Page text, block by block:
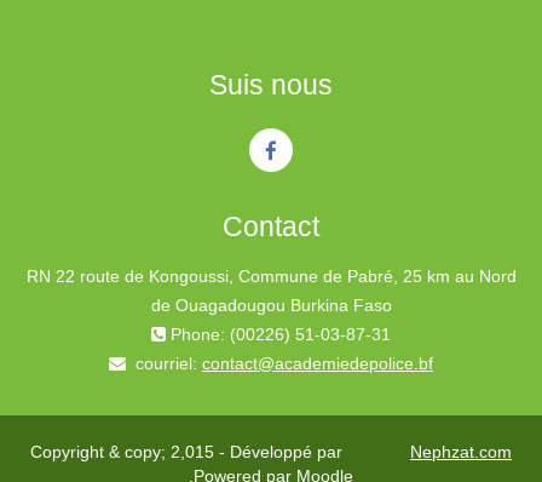
Suis nous
Contact
RN 22 route de Kongoussi, Commune de Pabré, 25 km au Nord
de Ouagadougou Burkina Faso
Phone: (00226) 51-03-87-31
courriel: contact@academiedepolice.bf
Copyright & copy; 2,015 - Développé par Nephzat.com
.Powered par Moodle